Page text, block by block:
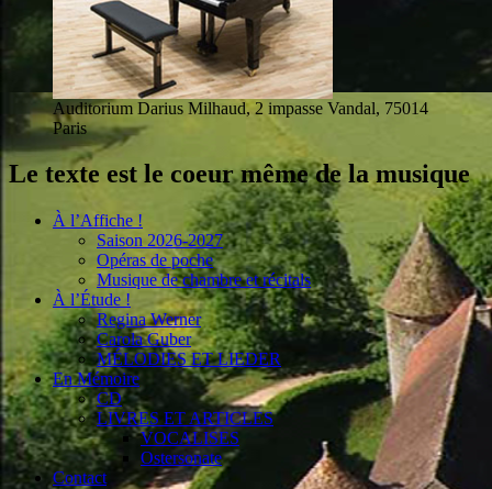
Auditorium Darius Milhaud, 2 impasse Vandal, 75014
Paris
Le texte est le coeur même de la musique
À l’Affiche !
Saison 2026-2027
Opéras de poche
Musique de chambre et récitals
À l’Étude !
Regina Werner
Carola Guber
MÉLODIES ET LIEDER
En Mémoire
CD
LIVRES ET ARTICLES
VOCALISES
Ostersonate
Contact